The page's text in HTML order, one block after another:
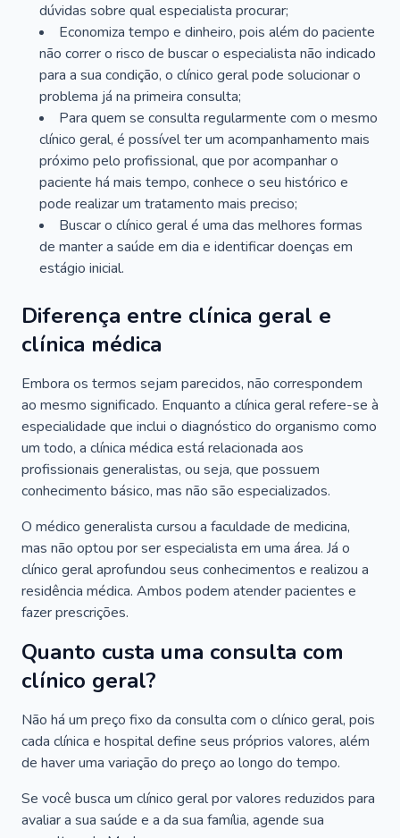
dúvidas sobre qual especialista procurar;
Economiza tempo e dinheiro, pois além do paciente
não correr o risco de buscar o especialista não indicado
para a sua condição, o clínico geral pode solucionar o
problema já na primeira consulta;
Para quem se consulta regularmente com o mesmo
clínico geral, é possível ter um acompanhamento mais
próximo pelo profissional, que por acompanhar o
paciente há mais tempo, conhece o seu histórico e
pode realizar um tratamento mais preciso;
Buscar o clínico geral é uma das melhores formas
de manter a saúde em dia e identificar doenças em
estágio inicial.
Diferença entre clínica geral e
clínica médica
Embora os termos sejam parecidos, não correspondem
ao mesmo significado. Enquanto a clínica geral refere-se à
especialidade que inclui o diagnóstico do organismo como
um todo, a clínica médica está relacionada aos
profissionais generalistas, ou seja, que possuem
conhecimento básico, mas não são especializados.
O médico generalista cursou a faculdade de medicina,
mas não optou por ser especialista em uma área. Já o
clínico geral aprofundou seus conhecimentos e realizou a
residência médica. Ambos podem atender pacientes e
fazer prescrições.
Quanto custa uma consulta com
clínico geral?
Não há um preço fixo da consulta com o clínico geral, pois
cada clínica e hospital define seus próprios valores, além
de haver uma variação do preço ao longo do tempo.
Se você busca um clínico geral por valores reduzidos para
avaliar a sua saúde e a da sua família, agende sua